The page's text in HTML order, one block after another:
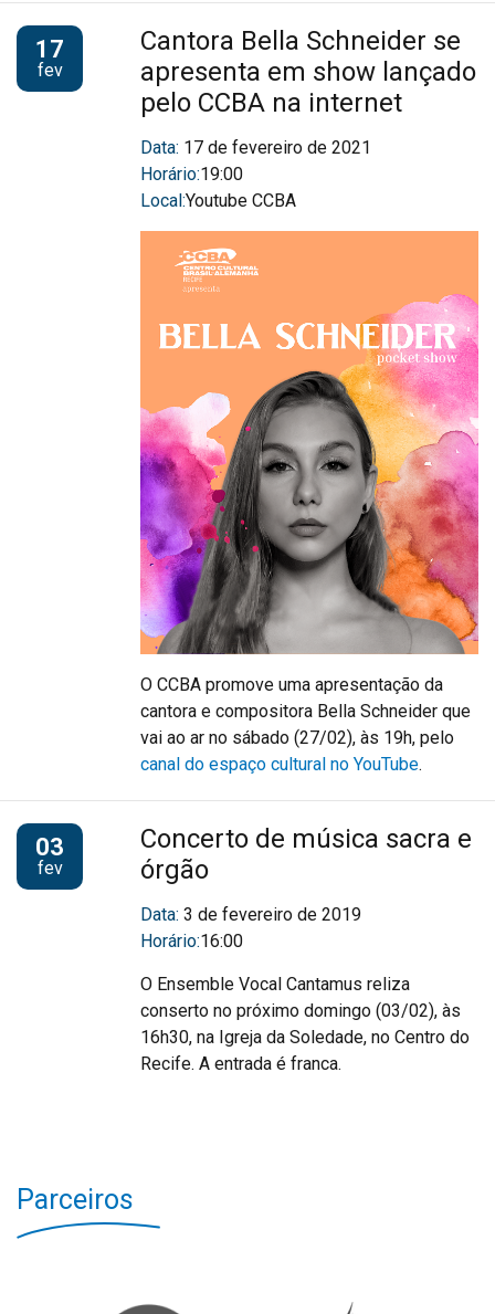
17
fev
Cantora Bella Schneider se
apresenta em show lançado
pelo CCBA na internet
Data: 17 de fevereiro de 2021
Horário:19:00
Local:Youtube CCBA
O CCBA promove uma apresentação da
cantora e compositora Bella Schneider que
vai ao ar no sábado (27/02), às 19h, pelo
canal do espaço cultural no YouTube.
03
fev
Concerto de música sacra e
órgão
Data: 3 de fevereiro de 2019
Horário:16:00
O Ensemble Vocal Cantamus reliza
conserto no próximo domingo (03/02), às
16h30, na Igreja da Soledade, no Centro do
Recife. A entrada é franca.
Parceiros